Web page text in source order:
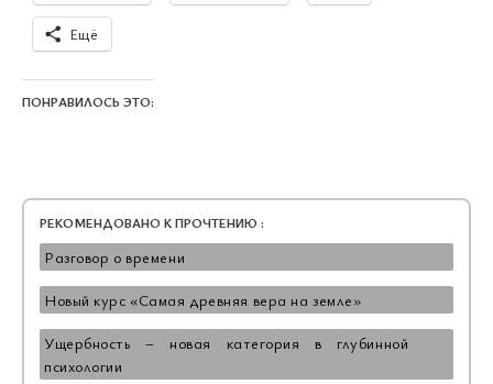
Ещё
ПОНРАВИЛОСЬ ЭТО:
РЕКОМЕНДОВАНО К ПРОЧТЕНИЮ :
Разговор о времени
Новый курс «Самая древняя вера на земле»
Ущербность – новая категория в глубинной
психологии